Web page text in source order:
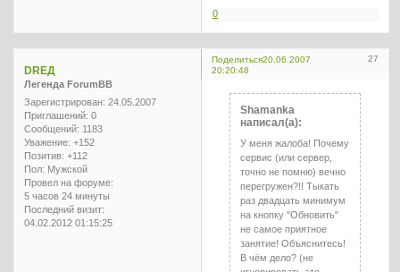
0
Поделиться 27
20.06.2007
20:20:48
DREД
Легенда ForumBB
Зарегистрирован: 24.05.2007
Приглашений: 0
Сообщений: 1183
Уважение: +152
Позитив: +112
Пол: Мужской
Провел на форуме:
5 часов 24 минуты
Последний визит:
04.02.2012 01:15:25
Shamanka
написал(а):
У меня жалоба! Почему
сервис (или сервер,
точно не помню) вечно
перегружен?!! Тыкать
раз двадцать минимум
на кнопку "Обновить"
не самое приятное
занятие! Объяснитесь!
В чём дело? (не